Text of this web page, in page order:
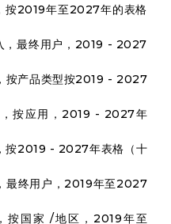
按2019年至2027年的表格
，最终用户，2019 - 2027
按产品类型按2019 - 2027
按应用，2019 - 2027年
按2019 - 2027年表格（十
最终用户，2019年至2027
按国家 /地区，2019年至